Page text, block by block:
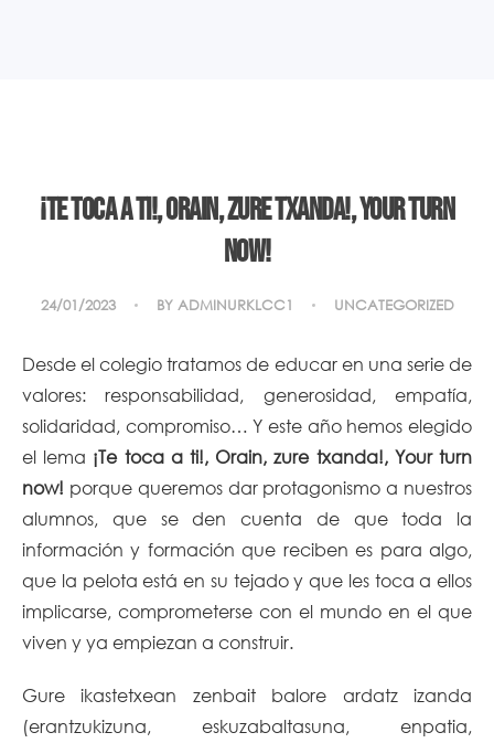
¡Te toca a ti!, Orain, zure txanda!, Your turn
now!
24/01/2023 BY ADMINURKLCC1 UNCATEGORIZED
Desde el colegio tratamos de educar en una serie de
valores: responsabilidad, generosidad, empatía,
solidaridad, compromiso… Y este año hemos elegido
el lema ¡Te toca a ti!, Orain, zure txanda!, Your turn
now! porque queremos dar protagonismo a nuestros
alumnos, que se den cuenta de que toda la
información y formación que reciben es para algo,
que la pelota está en su tejado y que les toca a ellos
implicarse, comprometerse con el mundo en el que
viven y ya empiezan a construir.
Gure ikastetxean zenbait balore ardatz izanda
(erantzukizuna, eskuzabaltasuna, enpatia,